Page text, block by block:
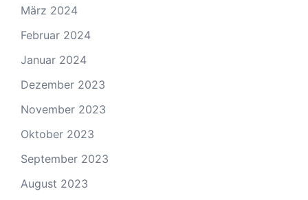
März 2024
Februar 2024
Januar 2024
Dezember 2023
November 2023
Oktober 2023
September 2023
August 2023